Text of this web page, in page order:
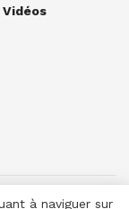
Vidéos
à naviguer sur